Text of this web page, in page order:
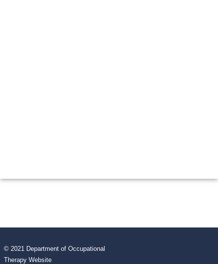
© 2021 Department of Occupational
Therapy Website